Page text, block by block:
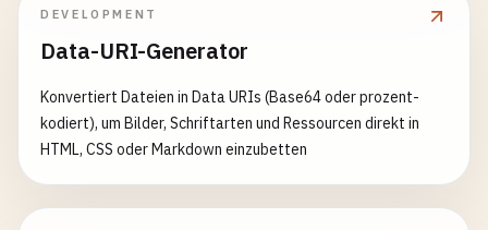
DEVELOPMENT
Data-URI-Generator
Konvertiert Dateien in Data URIs (Base64 oder prozent-
kodiert), um Bilder, Schriftarten und Ressourcen direkt in
HTML, CSS oder Markdown einzubetten